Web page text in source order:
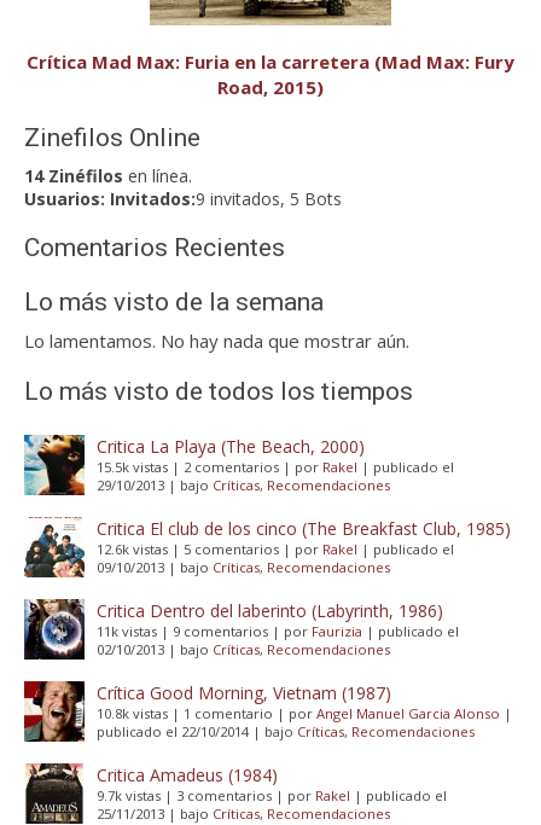
Crítica Mad Max: Furia en la carretera (Mad Max: Fury
Road, 2015)
Zinefilos Online
14 Zinéfilos en línea.
Usuarios: Invitados:9 invitados, 5 Bots
Comentarios Recientes
Lo más visto de la semana
Lo lamentamos. No hay nada que mostrar aún.
Lo más visto de todos los tiempos
Critica La Playa (The Beach, 2000)
15.5k vistas | 2 comentarios | por Rakel | publicado el
29/10/2013 | bajo Críticas, Recomendaciones
Critica El club de los cinco (The Breakfast Club, 1985)
12.6k vistas | 5 comentarios | por Rakel | publicado el
09/10/2013 | bajo Críticas, Recomendaciones
Critica Dentro del laberinto (Labyrinth, 1986)
11k vistas | 9 comentarios | por Faurizia | publicado el
02/10/2013 | bajo Críticas, Recomendaciones
Crítica Good Morning, Vietnam (1987)
10.8k vistas | 1 comentario | por Angel Manuel Garcia Alonso |
publicado el 22/10/2014| bajo Críticas, Recomendaciones
Critica Amadeus (1984)
9.7k vistas | 3 comentarios | por Rakel | publicado el
25/11/2013 | bajo Críticas, Recomendaciones